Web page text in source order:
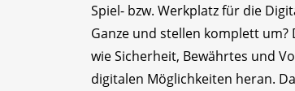
Spiel- bzw. Werkplatz für die
Ganze und stellen komplett um?
wie Sicherheit, Bewährtes und
digitalen Möglichkeiten heran.